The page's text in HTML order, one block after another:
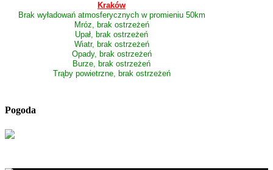
Kraków
Brak wyładowań atmosferycznych w promieniu 50km
Mróz, brak ostrzeżeń
Upał, brak ostrzeżeń
Wiatr, brak ostrzeżeń
Opady, brak ostrzeżeń
Burze, brak ostrzeżeń
Trąby powietrzne, brak ostrzeżeń
Pogoda